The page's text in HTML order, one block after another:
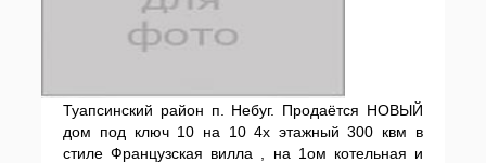
Туапсинский район п. Небуг. Продаётся НОВЫЙ
дом под ключ 10 на 10 4х этажный 300 квм в
стиле Французская вилла , на 1ом котельная и